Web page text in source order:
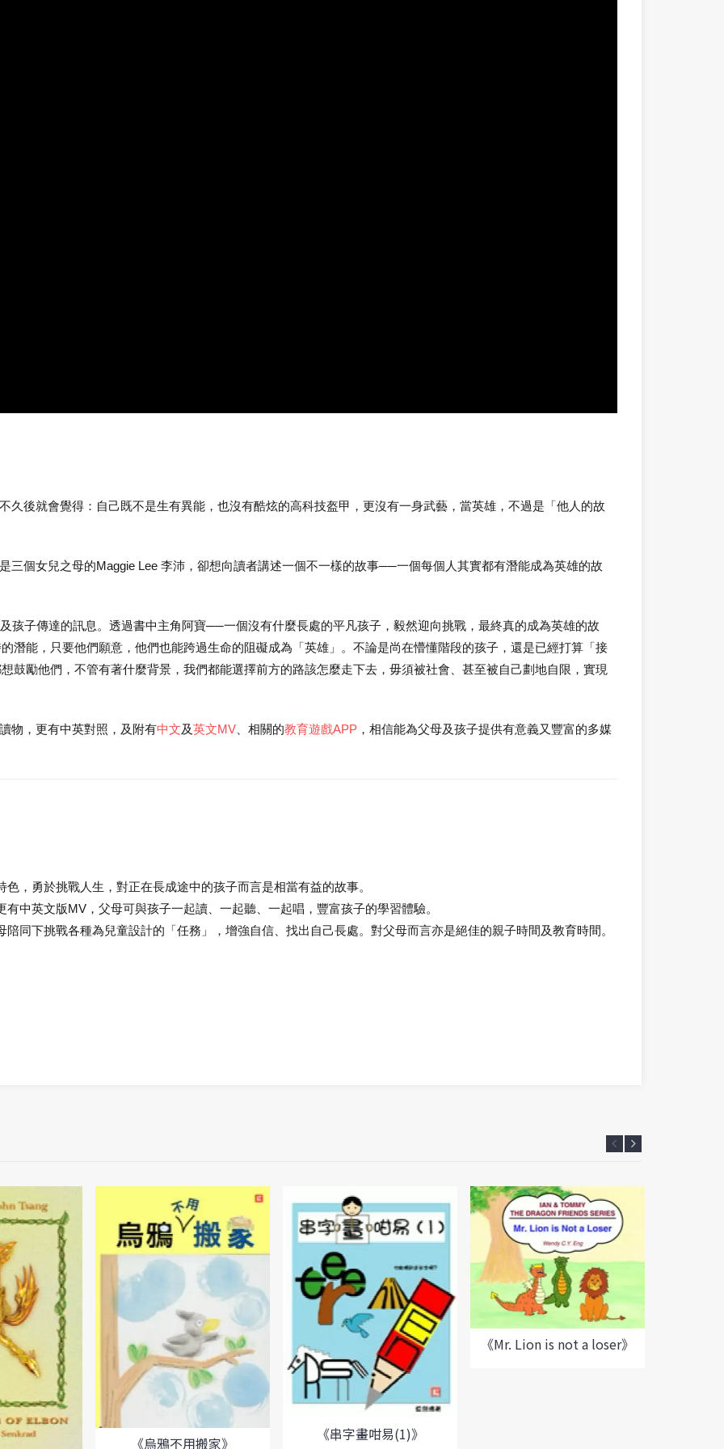
久後就會覺得：自己既不是生有異能，也沒有酷炫的高科技盔甲，更沒有一身武藝，當英雄，不過是「他人的故
三個女兒之母的Maggie Lee 李沛，卻想向讀者講述一個不一樣的故事──一個每個人其實都有潛能成為英雄的故
孩子傳達的訊息。透過書中主角阿寶──一個沒有什麼長處的平凡孩子，毅然迎向挑戰，最終真的成為英雄的故
潛能，只要他們願意，他們也能跨過生命的阻礙成為「英雄」。不論是尚在懵懂階段的孩子，還是已經打算「接
鼓勵他們，不管有著什麼背景，我們都能選擇前方的路該怎麼走下去，毋須被社會、甚至被自己劃地自限，實現
物，更有中英對照，及附有中文及英文MV 、相關的教育遊戲APP ，相信能為父母及孩子提供有意義又豐富的多媒
，勇於挑戰人生，對正在長成途中的孩子而言是相當有益的故事。
中英文版MV，父母可與孩子一起讀、一起聽、一起唱，豐富孩子的學習體驗。
同下挑戰各種為兒童設計的「任務」，增強自信、找出自己長處。對父母而言亦是絕佳的親子時間及教育時間。
《烏鴉不用搬家》
《串字畫咁易(1)》
《Mr. Lion is not a loser》